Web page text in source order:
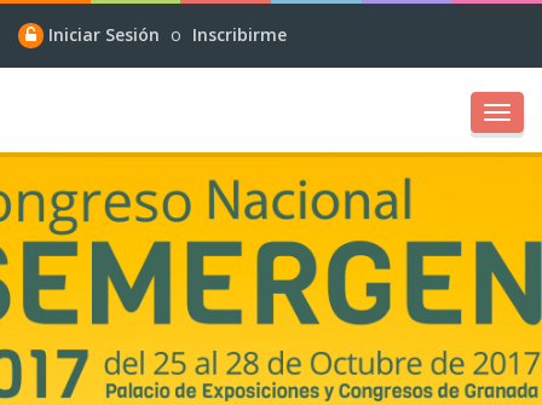
Iniciar Sesión o Inscribirme